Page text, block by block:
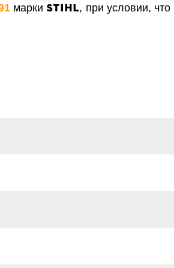
маркиSTIHL, при условии,